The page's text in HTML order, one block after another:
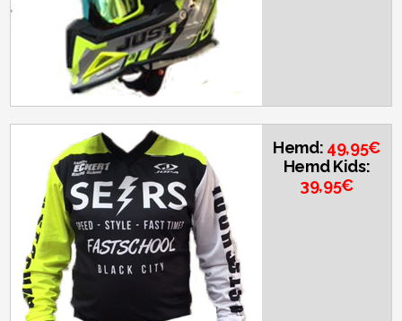
Hemd: 49,95€
Hemd Kids:
39,95€